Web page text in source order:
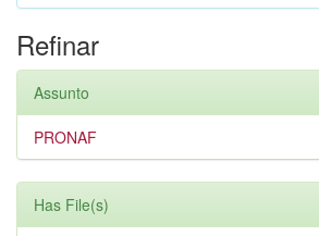
Refinar
Assunto
PRONAF
Has File(s)